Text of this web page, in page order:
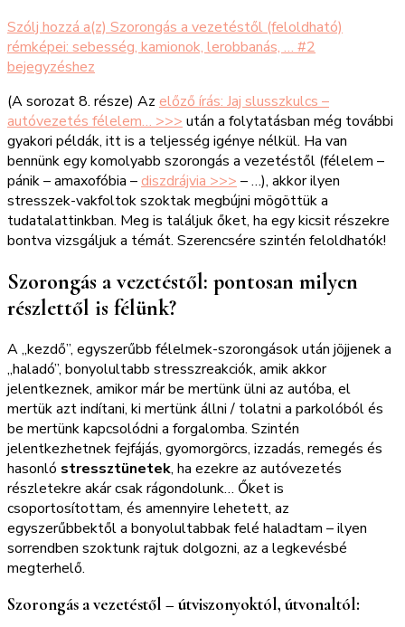
Szólj hozzá a(z) Szorongás a vezetéstől (feloldható)
rémképei: sebesség, kamionok, lerobbanás, … #2
bejegyzéshez
(A sorozat 8. része) Az előző írás: Jaj slusszkulcs –
autóvezetés félelem… >>> után a folytatásban még további
gyakori példák, itt is a teljesség igénye nélkül. Ha van
bennünk egy komolyabb szorongás a vezetéstől (félelem –
pánik – amaxofóbia –diszdrájvia >>> – …), akkor ilyen
stresszek-vakfoltok szoktak megbújni mögöttük a
tudatalattinkban. Meg is találjuk őket, ha egy kicsit részekre
bontva vizsgáljuk a témát. Szerencsére szintén feloldhatók!
Szorongás a vezetéstől: pontosan milyen
részlettől is félünk?
A „kezdő”, egyszerűbb félelmek-szorongások után jöjjenek a
„haladó”, bonyolultabb stresszreakciók, amik akkor
jelentkeznek, amikor már be mertünk ülni az autóba, el
mertük azt indítani, ki mertünk állni / tolatni a parkolóból és
be mertünk kapcsolódni a forgalomba. Szintén
jelentkezhetnek fejfájás, gyomorgörcs, izzadás, remegés és
hasonló stressztünetek, ha ezekre az autóvezetés
részletekre akár csak rágondolunk… Őket is
csoportosítottam, és amennyire lehetett, az
egyszerűbbektől a bonyolultabbak felé haladtam – ilyen
sorrendben szoktunk rajtuk dolgozni, az a legkevésbé
megterhelő.
Szorongás a vezetéstől – útviszonyoktól, útvonaltól: